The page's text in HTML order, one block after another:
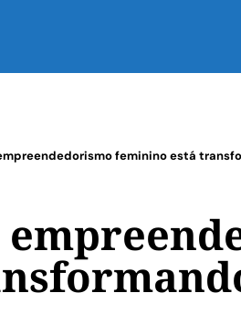
feminino está